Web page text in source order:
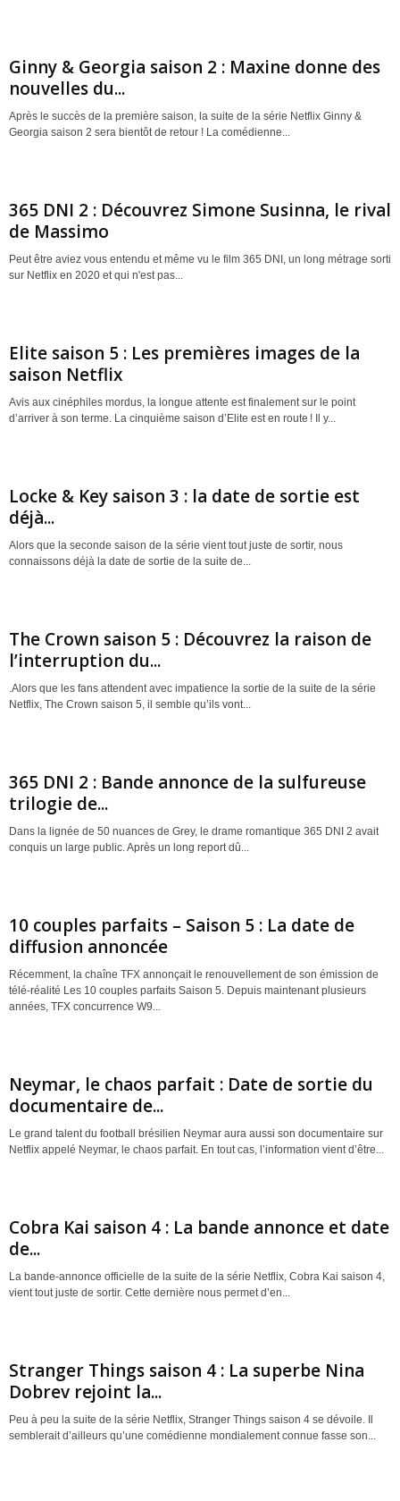
Ginny & Georgia saison 2 : Maxine donne des
nouvelles du...
Après le succès de la première saison, la suite de la série Netflix Ginny &
Georgia saison 2 sera bientôt de retour ! La comédienne...
365 DNI 2 : Découvrez Simone Susinna, le rival
de Massimo
Peut être aviez vous entendu et même vu le film 365 DNI, un long métrage sorti
sur Netflix en 2020 et qui n'est pas...
Elite saison 5 : Les premières images de la
saison Netflix
Avis aux cinéphiles mordus, la longue attente est finalement sur le point
d’arriver à son terme. La cinquième saison d’Elite est en route ! Il y...
Locke & Key saison 3 : la date de sortie est
déjà...
Alors que la seconde saison de la série vient tout juste de sortir, nous
connaissons déjà la date de sortie de la suite de...
The Crown saison 5 : Découvrez la raison de
l’interruption du...
.Alors que les fans attendent avec impatience la sortie de la suite de la série
Netflix, The Crown saison 5, il semble qu’ils vont...
365 DNI 2 : Bande annonce de la sulfureuse
trilogie de...
Dans la lignée de 50 nuances de Grey, le drame romantique 365 DNI 2 avait
conquis un large public. Après un long report dû...
10 couples parfaits – Saison 5 : La date de
diffusion annoncée
Récemment, la chaîne TFX annonçait le renouvellement de son émission de
télé-réalité Les 10 couples parfaits Saison 5. Depuis maintenant plusieurs
années, TFX concurrence W9...
Neymar, le chaos parfait : Date de sortie du
documentaire de...
Le grand talent du football brésilien Neymar aura aussi son documentaire sur
Netflix appelé Neymar, le chaos parfait. En tout cas, l’information vient d’être...
Cobra Kai saison 4 : La bande annonce et date
de...
La bande-annonce officielle de la suite de la série Netflix, Cobra Kai saison 4,
vient tout juste de sortir. Cette dernière nous permet d’en...
Stranger Things saison 4 : La superbe Nina
Dobrev rejoint la...
Peu à peu la suite de la série Netflix, Stranger Things saison 4 se dévoile. Il
semblerait d’ailleurs qu’une comédienne mondialement connue fasse son...